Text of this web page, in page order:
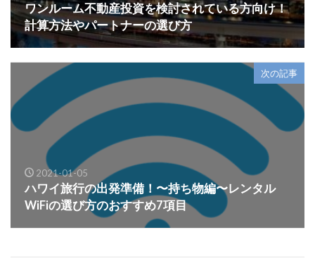
ワンルーム不動産投資を検討されている方向け！
計算方法やパートナーの選び方
次の記事
2021-01-05
ハワイ旅行の出発準備！〜持ち物編〜レンタル
WiFiの選び方のおすすめ7項目